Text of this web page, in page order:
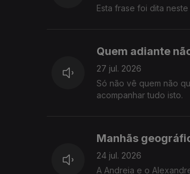
Esta frase foi dita
Quem adiante
27 jul. 2026
Só não vê quem não
acompanhar tudo isto.
Manhãs
24 jul. 2026
A Andreia e o